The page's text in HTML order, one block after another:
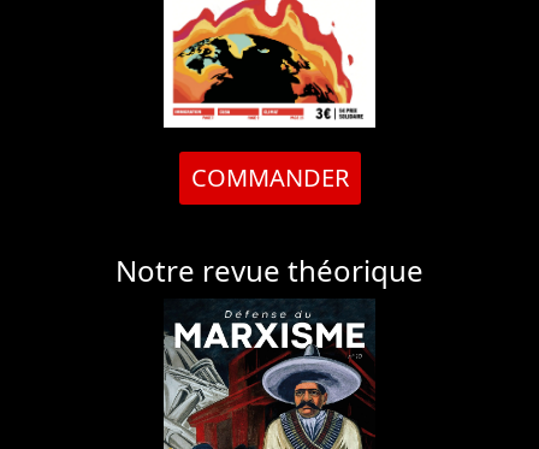
COMMANDER
Notre revue théorique